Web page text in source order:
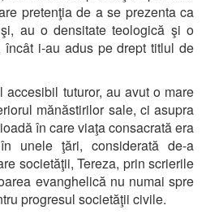
pretenţia de a se prezenta ca
au o densitate teologică şi o
încât i-au adus pe drept titlul de
accesibil tuturor, au avut o mare
mănăstirilor sale, ci asupra
în care viaţa consacrată era
unele ţări, considerată de-a
societăţii, Tereza, prin scrierile
evanghelică nu numai spre
progresul societăţii civile.